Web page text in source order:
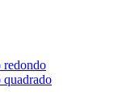
redondo
quadrado